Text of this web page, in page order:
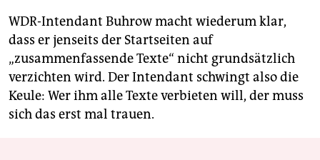
WDR-Intendant Buhrow macht wiederum klar,
dass er jenseits der Startseiten auf
„zusammenfassende Texte“ nicht grundsätzlich
verzichten wird. Der Intendant schwingt also die
Keule: Wer ihm alle Texte verbieten will, der muss
sich das erst mal trauen.